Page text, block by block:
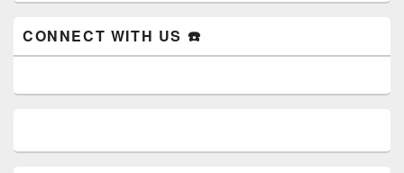
CONNECT WITH US ☎️